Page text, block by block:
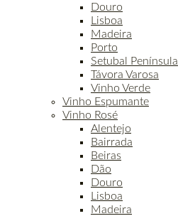
Douro
Lisboa
Madeira
Porto
Setubal Península
Távora Varosa
Vinho Verde
Vinho Espumante
Vinho Rosé
Alentejo
Bairrada
Beiras
Dão
Douro
Lisboa
Madeira